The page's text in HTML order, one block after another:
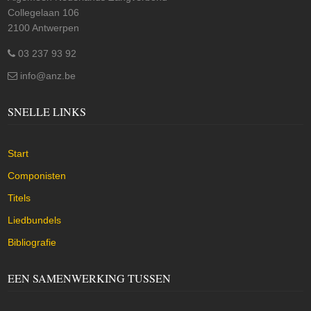
Collegelaan 106
2100 Antwerpen
03 237 93 92
info@anz.be
SNELLE LINKS
Start
Componisten
Titels
Liedbundels
Bibliografie
EEN SAMENWERKING TUSSEN